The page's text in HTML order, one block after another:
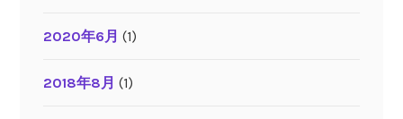
2020年6月 (1)
2018年8月 (1)